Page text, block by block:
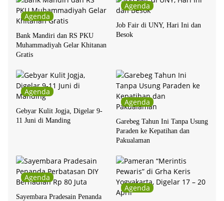
Agenda
Bank Mandiri dan RS PKU
Muhammadiyah Gelar Khitanan
Gratis
Agenda
Job Fair di UNY, Hari Ini dan
Besok
Agenda
Gebyar Kulit Jogja, Digelar 9-
11 Juni di Manding
Agenda
Garebeg Tahun Ini Tanpa Usung
Paraden ke Kepatihan dan
Pakualaman
Agenda
Sayembara Pradesain Penanda
Agenda